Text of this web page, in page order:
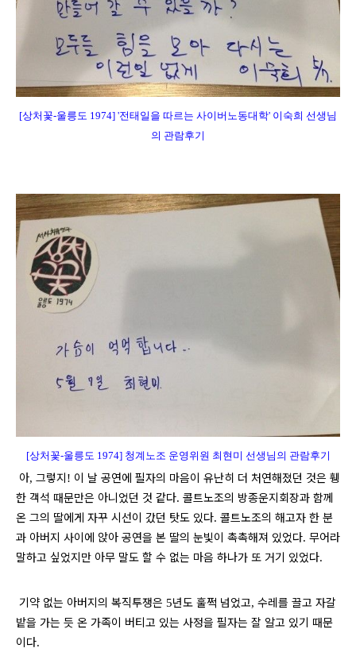
[상처꽃-울릉도 1974] '전태일을 따르는 사이버노동대학' 이숙희 선생님
의 관람후기
[상처꽃-울릉도 1974] 청계노조 운영위원 최현미 선생님의 관람후기
아, 그렇지! 이 날 공연에 필자의 마음이 유난히 더 처연해졌던 것은 휑
한 객석 때문만은 아니었던 것 같다. 콜트노조의 방종운지회장과 함께
온 그의 딸에게 자꾸 시선이 갔던 탓도 있다. 콜트노조의 해고자 한 분
과 아버지 사이에 앉아 공연을 본 딸의 눈빛이 촉촉해져 있었다. 무어라
말하고 싶었지만 아무 말도 할 수 없는 마음 하나가 또 거기 있었다.
기약 없는 아버지의 복직투쟁은 5년도 훌쩍 넘었고, 수레를 끌고 자갈
밭을 가는 듯 온 가족이 버티고 있는 사정을 필자는 잘 알고 있기 때문
이다.